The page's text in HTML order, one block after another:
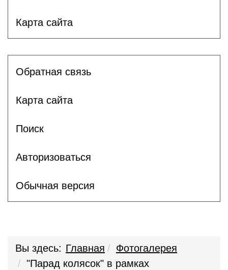
Карта сайта
Обратная связь
Карта сайта
Поиск
Авторизоваться
Обычная версия
Вы здесь: Главная
Фотогалерея
"Парад колясок" в рамках